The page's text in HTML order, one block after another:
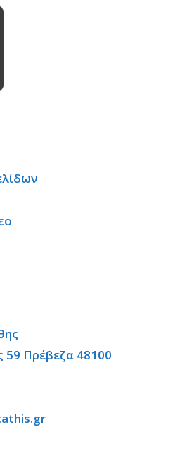
59 Πρέβεζα 48100